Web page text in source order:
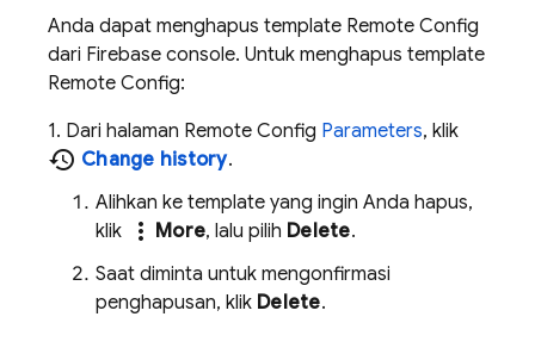
Anda dapat menghapus template Remote Config
dari Firebase console. Untuk menghapus template
Remote Config:
1. Dari halaman Remote Config Parameters, klik
history Change history.
Alihkan ke template yang ingin Anda hapus,
klik
more_vert More, lalu pilih Delete.
Saat diminta untuk mengonfirmasi
penghapusan, klik Delete.